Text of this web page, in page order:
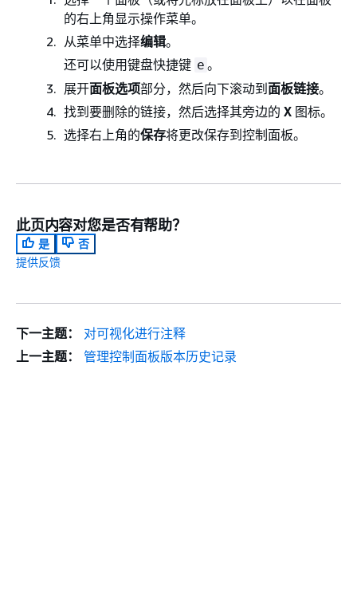
的右上角显示操作菜单。
从菜单中选择编辑。
还可以使用键盘快捷键 e 。
展开面板选项部分，然后向下滚动到 面板链接。
找到要删除的链接，然后选择其旁边的 X 图标。
选择右上角的保存将更改保存到控制面板。
此页内容对您是否有帮助？
是
否
提供反馈
下一主题：
对可视化进行注释
上一主题：
管理控制面板版本历史记录